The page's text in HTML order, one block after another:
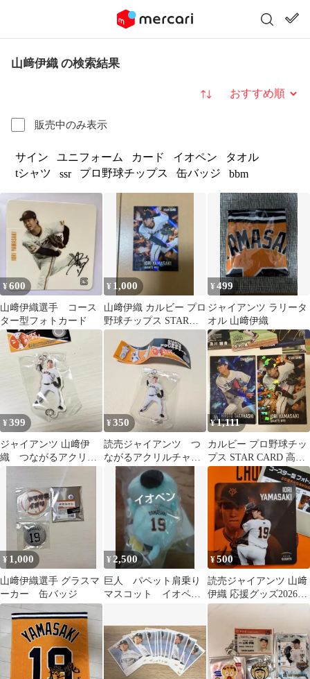
山﨑伊織 の検索結果
販売中のみ表示
並び替え
サイン ユニフォーム カード イオペン
タオル
tシャツ
ssr プロ野球チップス 缶バッジ bbm
¥600
山﨑伊織選手 コース
ター型フォトカード
¥ 1,000
山﨑伊織 カルビー プロ
野球チップス STAR
CARD
¥499
ジャイアンツ ラリータ
オル 山﨑伊織
¥399
ジャイアンツ 山﨑伊
織 つながるアクリル
¥350
読売ジャイアンツ つ
ながるアクリルチャー
ム 山﨑伊織
¥1,111
カルビー プロ野球チッ
プス STAR CARD 高橋
宏斗 山﨑伊織
¥ 1,000
山﨑伊織選手 グラスマ
ーカー 缶バッジ
¥2,500
巨人 パペット肩乗り
マスコット イオペ
¥500
読売ジャイアンツ 山﨑
伊織 応援グッズ2026
コースター型フォトカ